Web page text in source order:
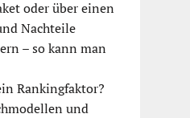
oder über einen
Nachteile
– so kann man
Rankingfaktor?
und